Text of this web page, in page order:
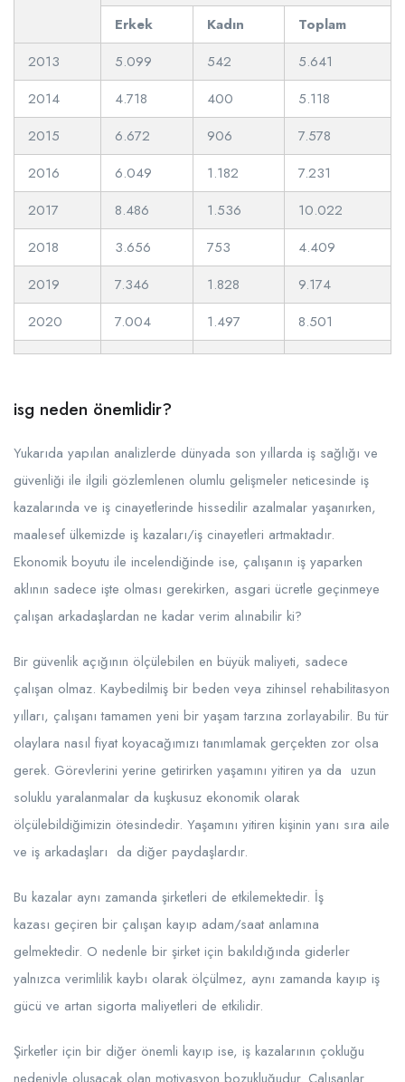
Erkek
Kadın
Toplam
2013
5.099 542
5.641
2014
4.718 400
5.118
2015
6.672 906
7.578
2016
6.049 1.182
7.231
2017
8.486 1.536
10.022
2018
3.656 753
4.409
2019
7.346 1.828
9.174
2020
7.004 1.497 8.501
isg neden önemlidir?
Yukarıda yapılan analizlerde dünyada son yıllarda iş sağlığı ve
güvenliği ile ilgili gözlemlenen olumlu gelişmeler neticesinde iş
kazalarında ve iş cinayetlerinde hissedilir azalmalar yaşanırken,
maalesef ülkemizde iş kazaları/iş cinayetleri artmaktadır.
Ekonomik boyutu ile incelendiğinde ise, çalışanın iş yaparken
aklının sadece işte olması gerekirken, asgari ücretle geçinmeye
çalışan arkadaşlardan ne kadar verim alınabilir ki?
Bir güvenlik açığının ölçülebilen en büyük maliyeti, sadece
çalışan olmaz. Kaybedilmiş bir beden veya zihinsel rehabilitasyon
yılları, çalışanı tamamen yeni bir yaşam tarzına zorlayabilir. Bu tür
olaylara nasıl fiyat koyacağımızı tanımlamak gerçekten zor olsa
gerek. Görevlerini yerine getirirken yaşamını yitiren ya da uzun
soluklu yaralanmalar da kuşkusuz ekonomik olarak
ölçülebildiğimizin ötesindedir. Yaşamını yitiren kişinin yanı sıra aile
ve iş arkadaşları da diğer paydaşlardır.
Bu kazalar aynı zamanda şirketleri de etkilemektedir. İş
kazası geçiren bir çalışan kayıp adam/saat anlamına
gelmektedir. O nedenle bir şirket için bakıldığında giderler
yalnızca verimlilik kaybı olarak ölçülmez, aynı zamanda kayıp iş
gücü ve artan sigorta maliyetleri de etkilidir.
Şirketler için bir diğer önemli kayıp ise, iş kazalarının çokluğu